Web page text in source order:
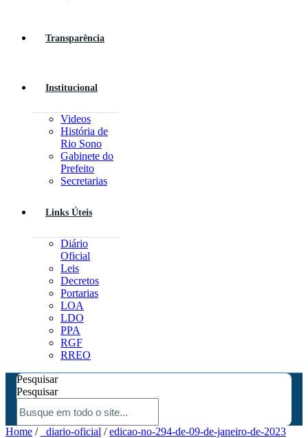
Transparência
Institucional
Videos
História de
Rio Sono
Gabinete do
Prefeito
Secretarias
Links Úteis
Diário
Oficial
Leis
Decretos
Portarias
LOA
LDO
PPA
RGF
RREO
Pesquisar
Pesquisar
Home / _diario-oficial /edicao-no-294-de-09-de-janeiro-de-2023